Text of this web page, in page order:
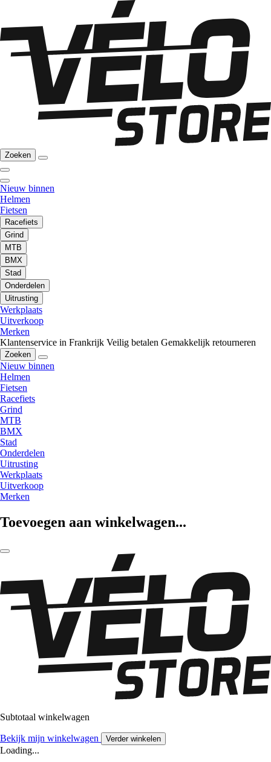
Zoeken
Nieuw binnen
Helmen
Fietsen
Racefiets
Grind
MTB
BMX
Stad
Onderdelen
Uitrusting
Werkplaats
Uitverkoop
Merken
Klantenservice in Frankrijk Veilig betalen Gemakkelijk retourneren
Zoeken
Nieuw binnen
Helmen
Fietsen
Racefiets
Grind
MTB
BMX
Stad
Onderdelen
Uitrusting
Werkplaats
Uitverkoop
Merken
Toevoegen aan winkelwagen...
Subtotaal winkelwagen
Bekijk mijn winkelwagen Verder winkelen
Loading...